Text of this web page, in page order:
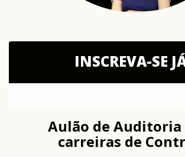
INSCREVA-SE
Aulão de Auditoria
carreiras de